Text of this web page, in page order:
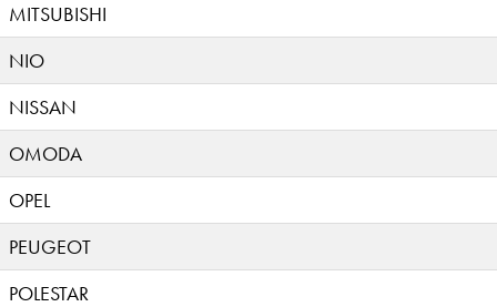
MITSUBISHI
NIO
NISSAN
OMODA
OPEL
PEUGEOT
POLESTAR